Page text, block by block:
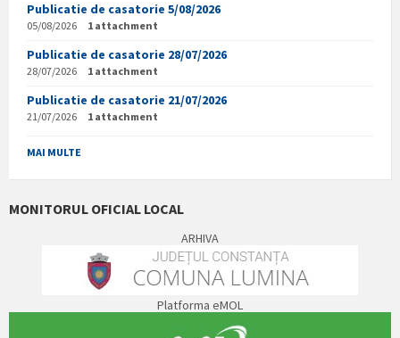
Publicatie de casatorie 5/08/2026
05/08/2026 1 attachment
Publicatie de casatorie 28/07/2026
28/07/2026 1 attachment
Publicatie de casatorie 21/07/2026
21/07/2026 1 attachment
MAI MULTE
MONITORUL OFICIAL LOCAL
ARHIVA
Platforma eMOL